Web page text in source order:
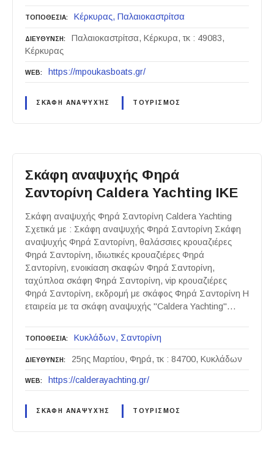
ΤΟΠΟΘΕΣΙΑ Κέρκυρας Παλαιοκαστρίτσα
ΔΙΕΥΘΥΝΣΗ
Παλαιοκαστρίτσα, Κέρκυρα, τκ : 49083,
Κέρκυρας
WEB https://mpoukasboats.gr/
ΣΚΆΦΗ ΑΝΑΨΥΧΉΣ ΤΟΥΡΙΣΜΟΣ
Σκάφη αναψυχής Φηρά
Σαντορίνη Caldera Yachting ΙΚΕ
Σκάφη αναψυχής Φηρά Σαντορίνη Caldera Yachting
Σχετικά με : Σκάφη αναψυχής Φηρά Σαντορίνη Σκάφη
αναψυχής Φηρά Σαντορίνη, θαλάσσιες κρουαζιέρες
Φηρά Σαντορίνη, ιδιωτικές κρουαζιέρες Φηρά
Σαντορίνη, ενοικίαση σκαφών Φηρά Σαντορίνη,
ταχύπλοα σκάφη Φηρά Σαντορίνη, vip κρουαζιέρες
Φηρά Σαντορίνη, εκδρομή με σκάφος Φηρά Σαντορίνη Η
εταιρεία με τα σκάφη αναψυχής "Caldera Yachting"…
ΤΟΠΟΘΕΣΙΑ Κυκλάδων Σαντορίνη
ΔΙΕΥΘΥΝΣΗ 25ης Μαρτίου, Φηρά, τκ : 84700, Κυκλάδων
WEB https://calderayachting.gr/
ΣΚΆΦΗ ΑΝΑΨΥΧΉΣ ΤΟΥΡΙΣΜΟΣ